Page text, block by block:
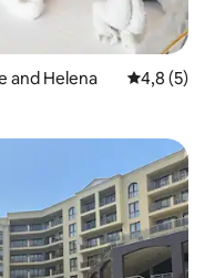
and Helena Évaluation
4,8 (5)